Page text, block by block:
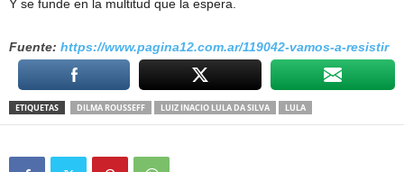
Y se funde en la multitud que la espera.
​Fuente: ​ https://www.pagina12.com.ar/119042-vamos-a-resistir
ETIQUETAS DILMA ROUSSEFF LUIZ INACIO LULA DA SILVA LULA